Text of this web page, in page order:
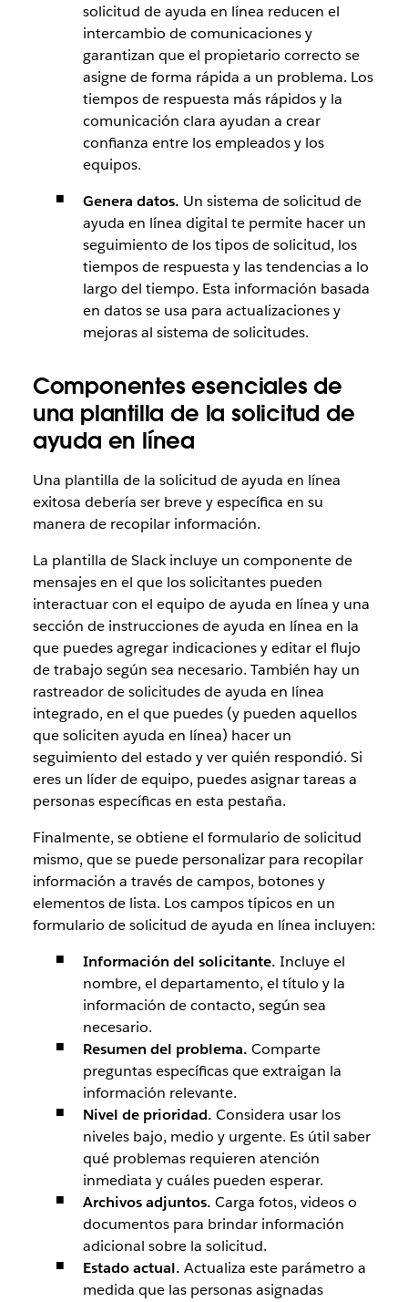
solicitud de ayuda en línea reducen el
intercambio de comunicaciones y
garantizan que el propietario correcto se
asigne de forma rápida a un problema. Los
tiempos de respuesta más rápidos y la
comunicación clara ayudan a crear
confianza entre los empleados y los
equipos.
Genera datos. Un sistema de solicitud de
ayuda en línea digital te permite hacer un
seguimiento de los tipos de solicitud, los
tiempos de respuesta y las tendencias a lo
largo del tiempo. Esta información basada
en datos se usa para actualizaciones y
mejoras al sistema de solicitudes.
Componentes esenciales de
una plantilla de la solicitud de
ayuda en línea
Una plantilla de la solicitud de ayuda en línea
exitosa debería ser breve y específica en su
manera de recopilar información.
La plantilla de Slack incluye un componente de
mensajes en el que los solicitantes pueden
interactuar con el equipo de ayuda en línea y una
sección de instrucciones de ayuda en línea en la
que puedes agregar indicaciones y editar el flujo
de trabajo según sea necesario. También hay un
rastreador de solicitudes de ayuda en línea
integrado, en el que puedes (y pueden aquellos
que soliciten ayuda en línea) hacer un
seguimiento del estado y ver quién respondió. Si
eres un líder de equipo, puedes asignar tareas a
personas específicas en esta pestaña.
Finalmente, se obtiene el formulario de solicitud
mismo, que se puede personalizar para recopilar
información a través de campos, botones y
elementos de lista. Los campos típicos en un
formulario de solicitud de ayuda en línea incluyen:
Información del solicitante. Incluye el
nombre, el departamento, el título y la
información de contacto, según sea
necesario.
Resumen del problema. Comparte
preguntas específicas que extraigan la
información relevante.
Nivel de prioridad. Considera usar los
niveles bajo, medio y urgente. Es útil saber
qué problemas requieren atención
inmediata y cuáles pueden esperar.
Archivos adjuntos. Carga fotos, videos o
documentos para brindar información
adicional sobre la solicitud.
Estado actual. Actualiza este parámetro a
medida que las personas asignadas